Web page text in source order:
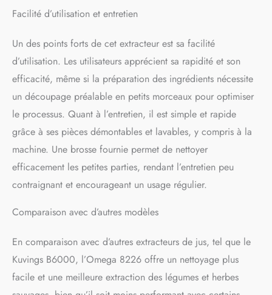
Facilité d’utilisation et entretien
Un des points forts de cet extracteur est sa facilité
d’utilisation. Les utilisateurs apprécient sa rapidité et son
efficacité, même si la préparation des ingrédients nécessite
un découpage préalable en petits morceaux pour optimiser
le processus. Quant à l’entretien, il est simple et rapide
grâce à ses pièces démontables et lavables, y compris à la
machine. Une brosse fournie permet de nettoyer
efficacement les petites parties, rendant l’entretien peu
contraignant et encourageant un usage régulier.
Comparaison avec d’autres modèles
En comparaison avec d’autres extracteurs de jus, tel que le
Kuvings B6000, l’Omega 8226 offre un nettoyage plus
facile et une meilleure extraction des légumes et herbes